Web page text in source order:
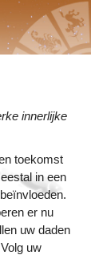
innerlijke
toekomst
in een
er nu
uw daden
uw